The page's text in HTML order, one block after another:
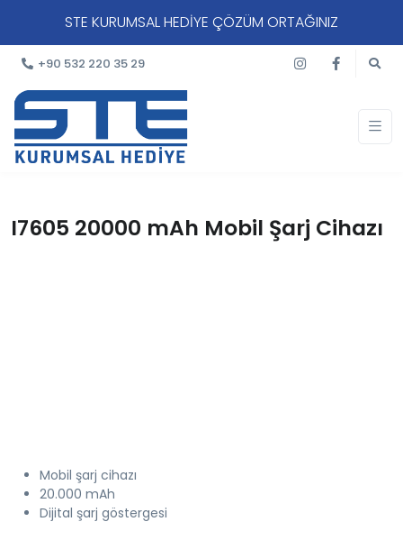
STE KURUMSAL HEDİYE ÇÖZÜM ORTAĞINIZ
+90 532 220 35 29
I7605 20000 mAh Mobil Şarj Cihazı
Mobil şarj cihazı
20.000 mAh
Dijital şarj göstergesi